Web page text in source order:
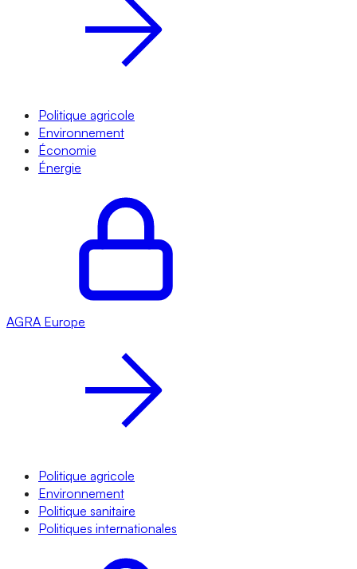
Politique agricole
Environnement
Économie
Énergie
AGRA Europe
Politique agricole
Environnement
Politique sanitaire
Politiques internationales